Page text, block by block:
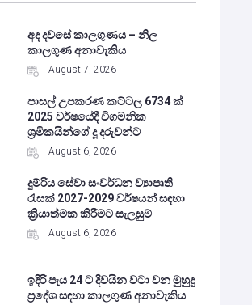
අද දවසේ කාලගුණය – නිල
කාලගුණ අනාවැකිය
August 7, 2026
පාසල් උපකරණ කට්ටල 6734 ක්
2025 වර්ෂයේදී විගමනික
ශ්‍රමිකයින්ගේ දූ දරුවන්ට
August 6, 2026
දුම්රිය සේවා සංවර්ධන ව්‍යාපෘති
රැසක් 2027-2029 වර්ෂයන් සඳහා
ක්‍රියාත්මක කිරීමට සැලසුම්
August 6, 2026
ඉදිරි පැය 24 ට දිවයින වටා වන මුහුදු
ප්‍රදේශ සඳහා කාලගුණ අනාවැකිය